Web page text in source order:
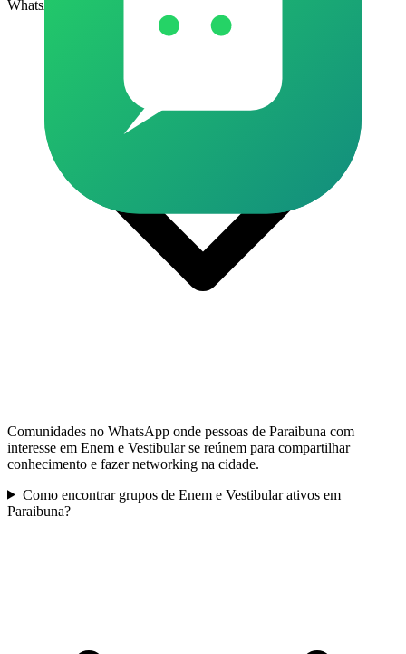
WhatsApp?
Comunidades no WhatsApp onde pessoas de Paraibuna com
interesse em Enem e Vestibular se reúnem para compartilhar
conhecimento e fazer networking na cidade.
Como encontrar grupos de Enem e Vestibular ativos em
Paraibuna?